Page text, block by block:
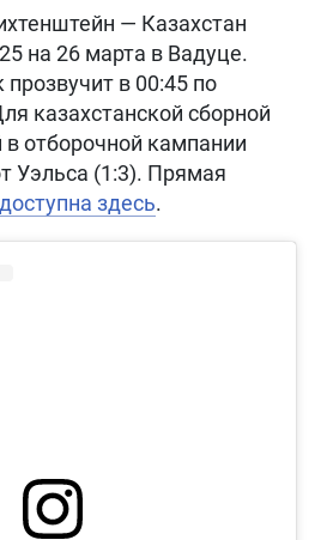
— Казахстан
на 26 марта в Вадуце.
в 00:45 по
казахстанской сборной
в отборочной кампании
Уэльса (1:3). Прямая
доступна здесь.